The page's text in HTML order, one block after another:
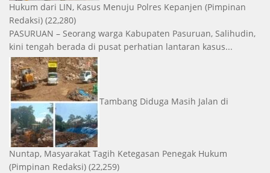
Hukum dari LIN, Kasus Menuju Polres Kepanjen (Pimpinan
Redaksi) (22,280)
PASURUAN – Seorang warga Kabupaten Pasuruan, Salihudin,
kini tengah berada di pusat perhatian lantaran kasus...
Tambang Diduga Masih Jalan di
Nuntap, Masyarakat Tagih Ketegasan Penegak Hukum
(Pimpinan Redaksi) (22,259)